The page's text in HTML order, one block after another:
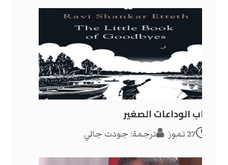
كتاب الوداعات الصغير
27 تموز ترجمة: جودت جالي